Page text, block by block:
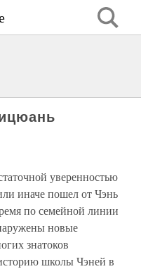
уверенностью
иначе пошел от Чэнь
по семейной линии
новые
знатоков
школы Чэней в